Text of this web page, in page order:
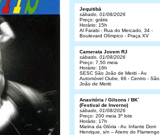
Jequitibá
sábado, 01/08/2026
Preço: grátis
Horário: 15h
Al Farabi - Rua do Mercado, 34 -
Boulevard Olímpico - Praça XV
Camerata Jovem RJ
sábado, 01/08/2026
Preço: 7,50 meia
Horário: 16h
SESC São João de Meriti - Av.
Automóvel Clube, 66 - Centro - São
João de Meriti
Anavitória / Gilsons / BK´
(Festival de Inverno)
sábado, 01/08/2026
Preço: 200 meia 3º lote
Horário: 17h
Marina da Glória - Av. Infante Dom
Henrique, s/n – Aterro do Flamengo